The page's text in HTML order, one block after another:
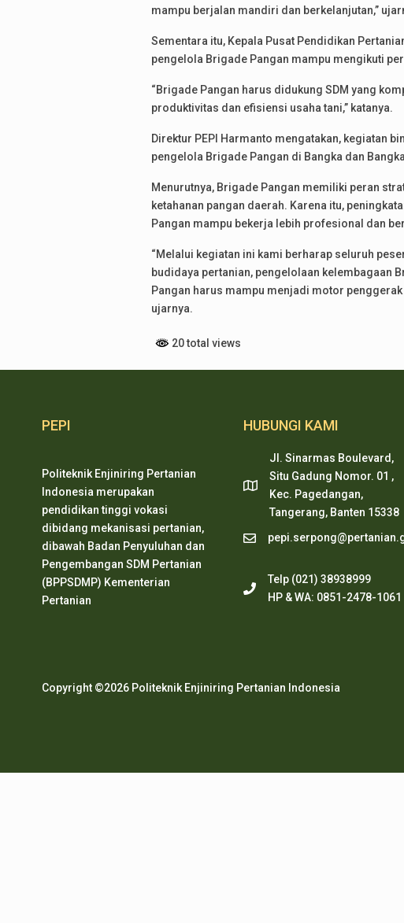
mampu berjalan mandiri dan berkelanjutan,”
Sementara itu, Kepala Pusat Pendidikan
pengelola Brigade Pangan mampu mengikuti
“Brigade Pangan harus didukung SDM yang
produktivitas dan efisiensi usaha tani,” katanya.
Direktur PEPI Harmanto mengatakan, kegiatan
pengelola Brigade Pangan di Bangka dan
Menurutnya, Brigade Pangan memiliki peran
ketahanan pangan daerah. Karena itu,
Pangan mampu bekerja lebih profesional dan
“Melalui kegiatan ini kami berharap seluruh
budidaya pertanian, pengelolaan kelembagaan
Pangan harus mampu menjadi motor
ujarnya.
20 total views
PEPI
Politeknik Enjiniring Pertanian
Indonesia merupakan
pendidikan tinggi vokasi
dibidang mekanisasi pertanian,
dibawah Badan Penyuluhan dan
Pengembangan SDM Pertanian
(BPPSDMP) Kementerian
Pertanian
HUBUNGI KAMI
Jl. Sinarmas Boulevard,
Situ Gadung Nomor. 01 ,
Kec. Pagedangan,
Tangerang, Banten 15338
Telp (021) 38938999
HP & WA: 0851-2478-1061
Copyright ©2026 Politeknik Enjiniring Pertanian Indonesia